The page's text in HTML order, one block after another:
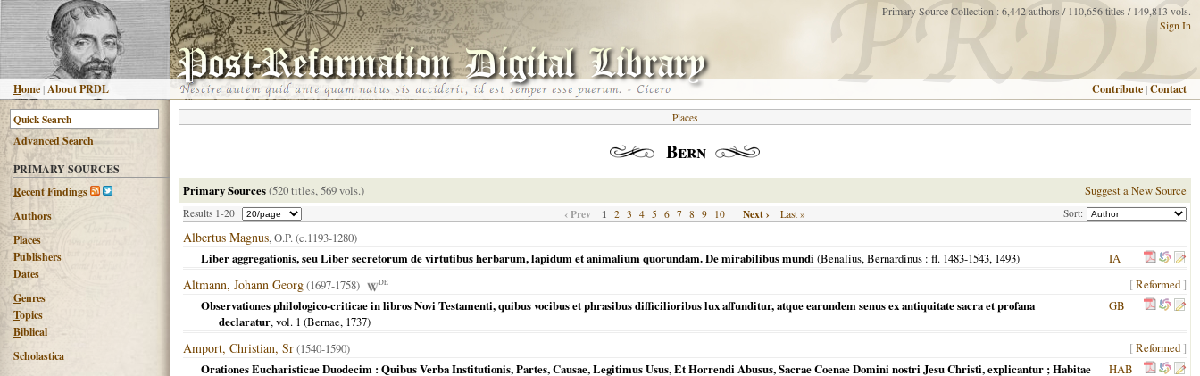
Home |About PRDL
Primary Source Collection : 6,442 authors / 110,656 titles / 149,813 vols.
Sign In
Contribute |Contact
AdvancedSearch
PRIMARY SOURCES
Recent Findings
Authors
Places
Publishers
Dates
Genres
Topics
Biblical
Scholastica
Places
Bern
Primary Sources(520 titles, 569 vols.) Suggest a New Source
Results 1-20 Sort:
‹ Prev 1 2 3 4 5 6 7 8 9 10 Next › Last »
Albertus Magnus, O.P. (c.1193-1280)
Liber aggregationis, seu Liber secretorum de virtutibus herbarum, lapidum et animalium quorundam. De mirabilibus mundi (Benalius, Bernardinus : fl. 1483-1543, 1493) IA
Altmann, Johann Georg(1697-1758) DE [Reformed ]
Observationes philologico-criticae in libros Novi Testamenti, quibus vocibus et phrasibus difficilioribus lux affunditur, atque earundem senus ex antiquitate sacra et profana
declaratur, vol. 1 (Bernae, 1737)
GB
Amport, Christian, Sr(1540-1590) [Reformed ]
Orationes Eucharisticae Duodecim : Quibus Verba Institutionis, Partes, Causae, Legitimus Usus, Et Horrendi Abusus, Sacrae Coenae Domini nostri Jesu Christi, explicantur ; Habitae
HAB